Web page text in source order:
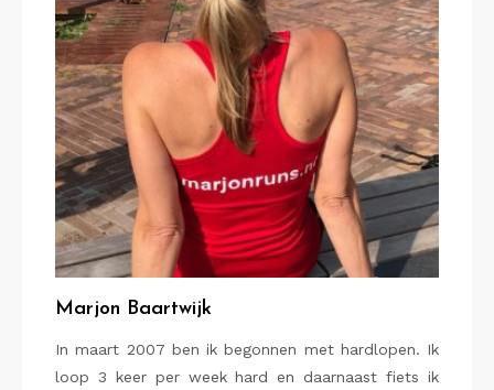
Marjon Baartwijk
In maart 2007 ben ik begonnen met hardlopen. Ik
loop 3 keer per week hard en daarnaast fiets ik